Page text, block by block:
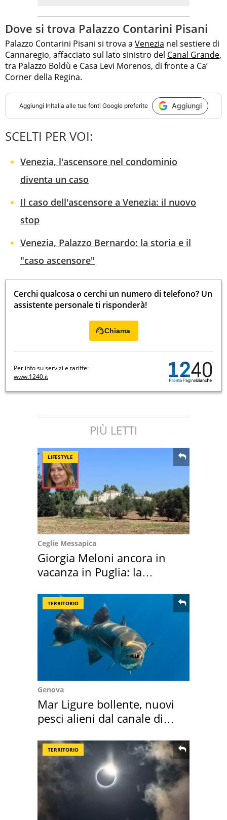
Dove si trova Palazzo Contarini Pisani
Palazzo Contarini Pisani si trova a Venezia nel sestiere di
Cannaregio, affacciato sul lato sinistro del Canal Grande,
tra Palazzo Boldù e Casa Levi Morenos, di fronte a Ca’
Corner della Regina.
Aggiungi InItalia alle tue fonti Google preferite Aggiungi
SCELTI PER VOI:
Venezia, l'ascensore nel condominio
diventa un caso
Il caso dell'ascensore a Venezia: il nuovo
stop
Venezia, Palazzo Bernardo: la storia e il
"caso ascensore"
Cerchi qualcosa o cerchi un numero di telefono? Un
assistente personale ti risponderà!
Chiama
Per info su servizi e tariffe:
www.1240.it
PIÙ LETTI
LIFESTYLE
Ceglie Messapica
Giorgia Meloni ancora in
vacanza in Puglia: la
TERRITORIO
Genova
Mar Ligure bollente, nuovi
pesci alieni dal canale di
TERRITORIO